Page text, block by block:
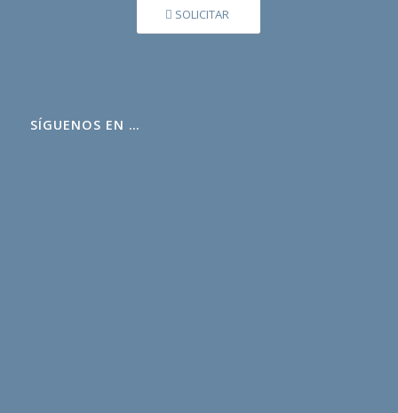
SOLICITAR
SÍGUENOS EN …